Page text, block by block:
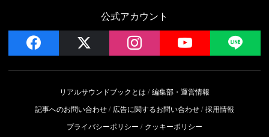
公式アカウント
facebook instagram YouTube
リアルサウンドブックとは
編集部・運営情報
記事へのお問い合わせ
広告に関するお問い合わせ 採用情報
プライバシーポリシー
クッキーポリシー